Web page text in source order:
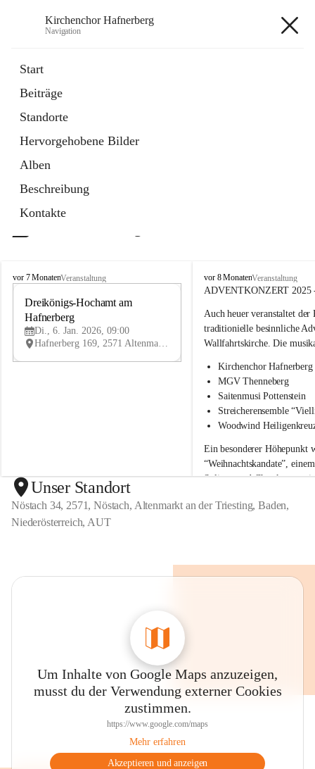
Kirchenchor Hafnerberg
Navigation
Start
Beiträge
Standorte
Hervorgehobene Bilder
Alben
Beschreibung
Kontakte
Externe Webseite
in
Tab
K
r
b
e
r
vor 7 MonatenVeranstaltung
Dreikönigs-Hochamt am
Hafnerberg
Di., 6. Jan. 2026, 09:00
Hafnerberg 169, 2571 Altenmarkt an der Triesting, AUT
K
i
c
h
e
c
h
o
a
f
n
r
e
vor 8 MonatenVeranstaltung
ADVENTKONZERT 2025
Auch heuer veranstaltet
traditionielle besinnliche
Wallfahrtskirche. Die
Kirchenchor Hafnerberg
MGV Thenneberg
Saitenmusi Pottenstein
Streicherensemble
Woodwind
Ein besonderer Höhepunkt
“Weihnachtskandate”,
Solisten und Chor
Versäumen Sie dieses
Unser Standort
Nöstach 34, 2571, Nöstach, Altenmarkt an der Triesting, Baden,
Niederösterreich, AUT
Um Inhalte von Google Maps anzuzeigen,
musst du der Verwendung externer Cookies
zustimmen.
https://www.google.com/maps
Mehr erfahren
Akzeptieren und anzeigen